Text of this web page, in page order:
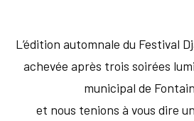
L’édition automnale du Festival
achevée après trois soirées
municipal de
et nous tenions à vous dire